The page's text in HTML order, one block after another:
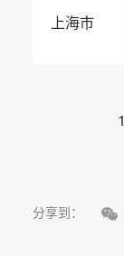
上海市
1
分享到： 